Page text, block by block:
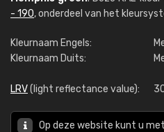
- 190, onderdeel van het
Kleurnaam Engels:
Kleurnaam Duits:
LRV(light reflectance value):
Op deze website kunt u